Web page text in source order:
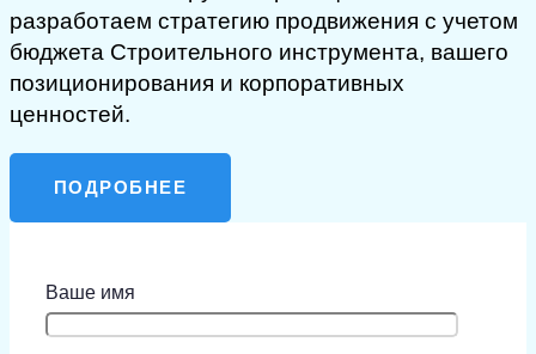
разработаем стратегию продвижения с учетом
бюджета Строительного инструмента, вашего
позиционирования и корпоративных
ценностей.
ПОДРОБНЕЕ
Ваше имя